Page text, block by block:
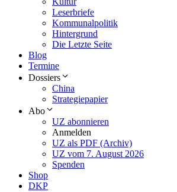
Leserbriefe
Kommunalpolitik
Hintergrund
Die Letzte Seite
Blog
Termine
Dossiers
China
Strategiepapier
Abo
UZ abonnieren
Anmelden
UZ als PDF (Archiv)
UZ vom 7. August 2026
Spenden
Shop
DKP